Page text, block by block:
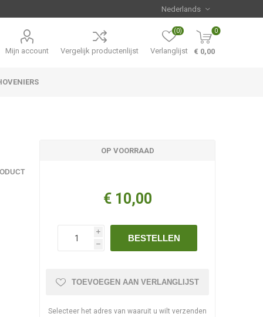
Mijn account Vergelijk productenlijst Verlanglijst
(0) 0
€ 0,00
OP VOORRAAD
€ 10,00
i
h
BESTELLEN
TOEVOEGEN AAN VERLANGLIJST
Selecteer het adres van waaruit u wilt verzenden